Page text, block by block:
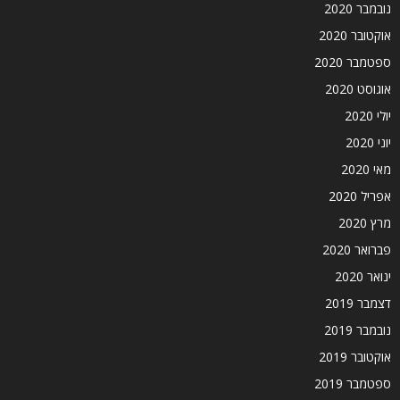
נובמבר 2020
אוקטובר 2020
ספטמבר 2020
אוגוסט 2020
יולי 2020
יוני 2020
מאי 2020
אפריל 2020
מרץ 2020
פברואר 2020
ינואר 2020
דצמבר 2019
נובמבר 2019
אוקטובר 2019
ספטמבר 2019